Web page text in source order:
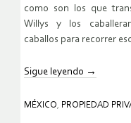
como son los que
Willys y los
caballos para recorrer
Sigue leyendo →
MÉXICO, PROPIEDAD